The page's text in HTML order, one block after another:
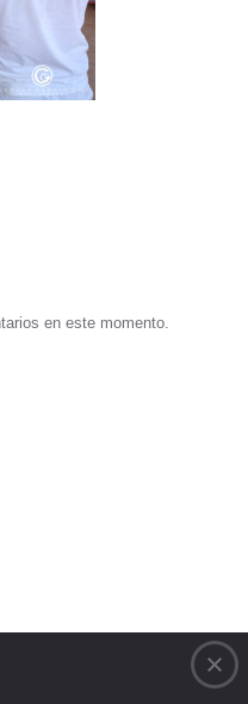
en este momento.